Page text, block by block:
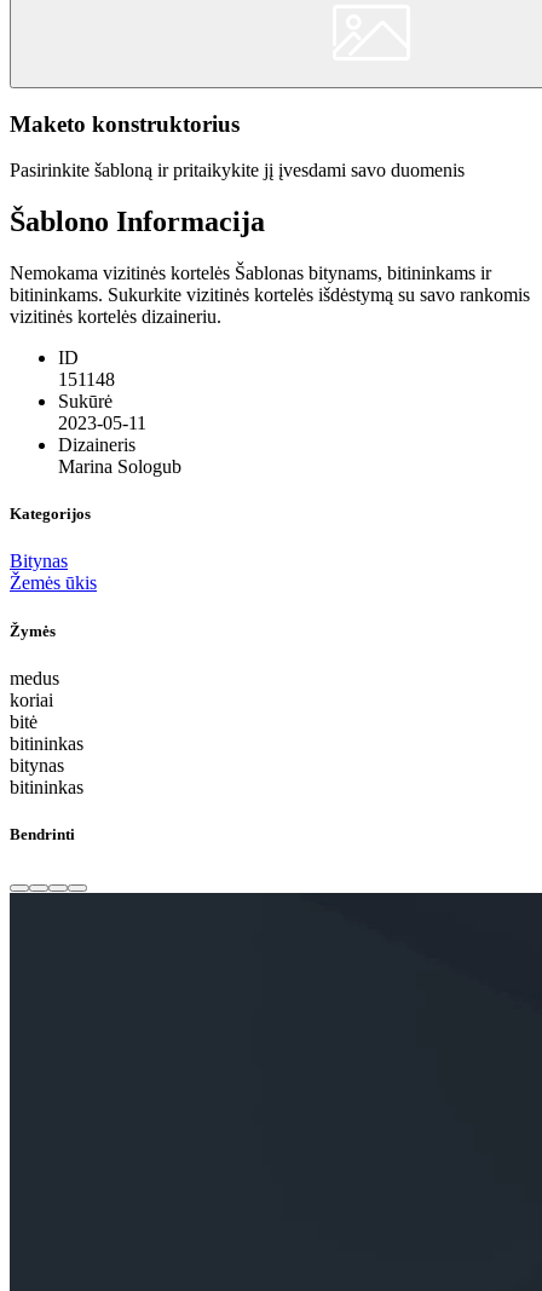
Maketo konstruktorius
Pasirinkite šabloną ir pritaikykite jį įvesdami savo duomenis
Šablono Informacija
Nemokama vizitinės kortelės Šablonas bitynams, bitininkams ir
bitininkams. Sukurkite vizitinės kortelės išdėstymą su savo rankomis
vizitinės kortelės dizaineriu.
ID
151148
Sukūrė
2023-05-11
Dizaineris
Marina Sologub
Kategorijos
Bitynas
Žemės ūkis
Žymės
medus
koriai
bitė
bitininkas
bitynas
bitininkas
Bendrinti